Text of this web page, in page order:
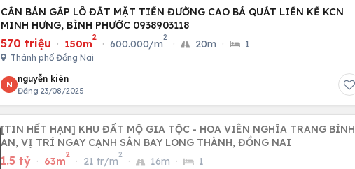
CẦN BÁN GẤP LÔ ĐẤT MẶT TIỀN ĐƯỜNG CAO BÁ QUÁT LIỀN KỀ KCN
MINH HƯNG, BÌNH PHƯỚC 0938903118
570 triệu · 150m
2
· 600.000/m
2
· 20m · 1
Thành phố Đồng Nai
N
nguyễn kiên
Đăng 23/08/2025
[TIN HẾT HẠN] KHU ĐẤT MỘ GIA TỘC - HOA VIÊN NGHĨA TRANG BÌNH
AN, VỊ TRÍ NGAY CẠNH SÂN BAY LONG THÀNH, ĐỒNG NAI
1.5 tỷ · 63m
2
· 21 tr/m
2
· 16m · 1